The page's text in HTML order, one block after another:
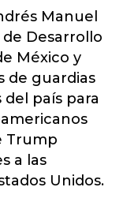
Manuel
Desarrollo
México y
de guardias
país para
Trump
a las
Unidos.